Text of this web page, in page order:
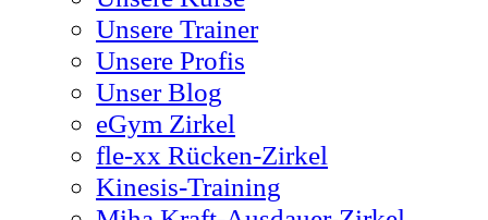
Unsere Trainer
Unsere Profis
Unser Blog
eGym Zirkel
fle-xx Rücken-Zirkel
Kinesis-Training